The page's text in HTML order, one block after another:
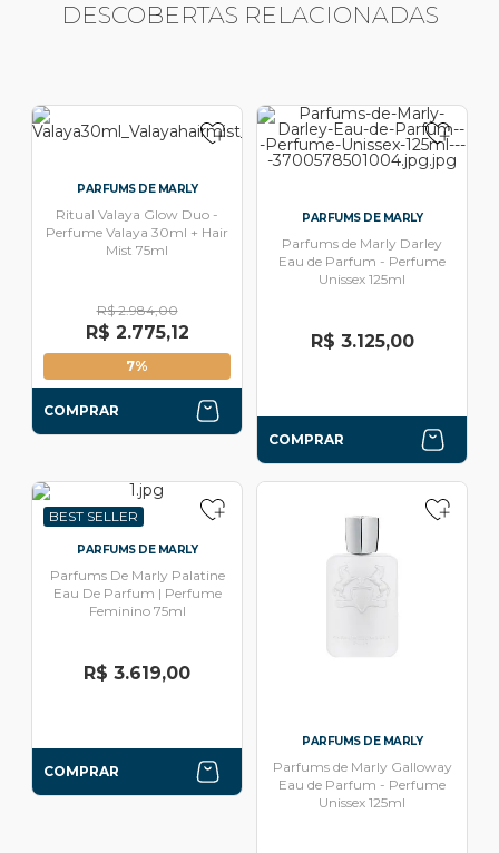
DESCOBERTAS RELACIONADAS
PARFUMS DE MARLY
Ritual Valaya Glow Duo -
Perfume Valaya 30ml + Hair
Mist 75ml
R$ 2.984,00
R$ 2.775,12
7%
COMPRAR
PARFUMS DE MARLY
Parfums de Marly Darley
Eau de Parfum - Perfume
Unissex 125ml
R$ 3.125,00
COMPRAR
BEST SELLER
PARFUMS DE MARLY
Parfums De Marly Palatine
Eau De Parfum | Perfume
Feminino 75ml
R$ 3.619,00
COMPRAR
PARFUMS DE MARLY
Parfums de Marly Galloway
Eau de Parfum - Perfume
Unissex 125ml